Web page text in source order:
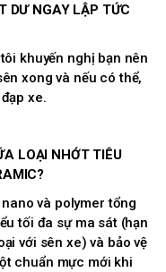
DƯ NGAY LẬP TỨC
khuyến nghị bạn nên
xong và nếu có thể,
xe.
LOẠI NHỚT TIÊU
và polymer tổng
tối đa sự ma sát (hạn
với sên xe) và bảo vệ
chuẩn mực mới khi